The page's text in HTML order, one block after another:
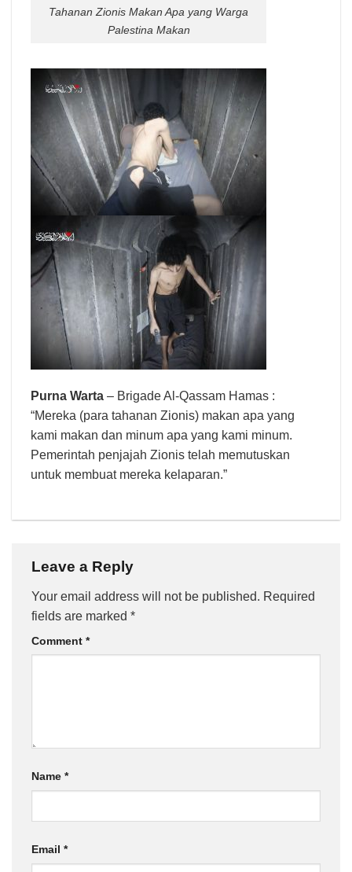
Tahanan Zionis Makan Apa yang Warga
Palestina Makan
Purna Warta – Brigade Al-Qassam Hamas :
“Mereka (para tahanan Zionis) makan apa yang
kami makan dan minum apa yang kami minum.
Pemerintah penjajah Zionis telah memutuskan
untuk membuat mereka kelaparan.”
Leave a Reply
Your email address will not be published. Required
fields are marked *
Comment *
Name *
Email *